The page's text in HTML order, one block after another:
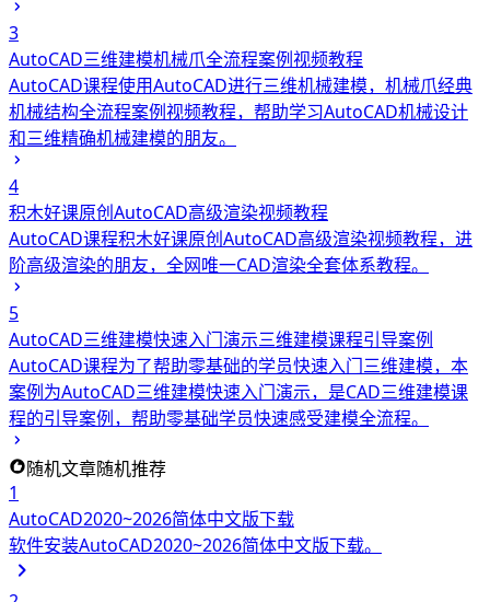
3
AutoCAD三维建模机械爪全流程案例视频教程
AutoCAD课程使用AutoCAD进行三维机械建模，机械爪经典
机械结构全流程案例视频教程，帮助学习AutoCAD机械设计
和三维精确机械建模的朋友。
4
积木好课原创AutoCAD高级渲染视频教程
AutoCAD课程积木好课原创AutoCAD高级渲染视频教程，进
阶高级渲染的朋友，全网唯一CAD渲染全套体系教程。
5
AutoCAD三维建模快速入门演示三维建模课程引导案例
AutoCAD课程为了帮助零基础的学员快速入门三维建模，本
案例为AutoCAD三维建模快速入门演示，是CAD三维建模课
程的引导案例，帮助零基础学员快速感受建模全流程。
随机文章随机推荐
1
AutoCAD2020~2026简体中文版下载
软件安装AutoCAD2020~2026简体中文版下载。